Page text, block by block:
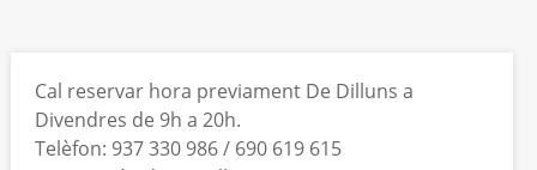
Cal reservar hora previament De Dilluns a
Divendres de 9h a 20h.
Telèfon: 937 330 986 / 690 619 615